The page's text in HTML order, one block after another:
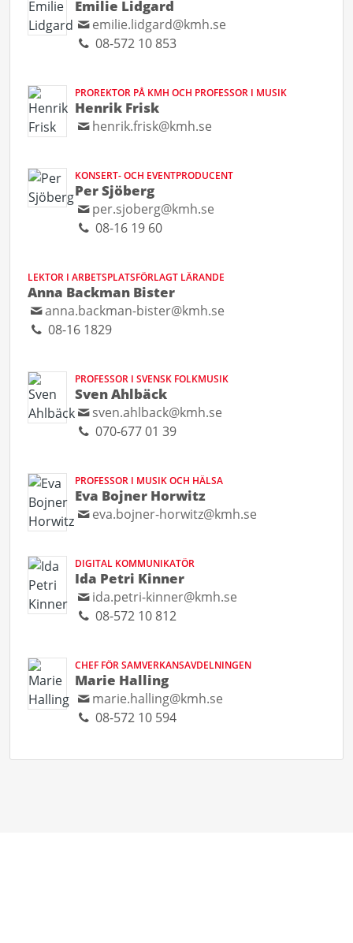
Emilie Lidgard
emilie.lidgard@kmh.se
08-572 10 853
PROREKTOR PÅ KMH OCH PROFESSOR I MUSIK
Henrik Frisk
henrik.frisk@kmh.se
KONSERT- OCH EVENTPRODUCENT
Per Sjöberg
per.sjoberg@kmh.se
08-16 19 60
LEKTOR I ARBETSPLATSFÖRLAGT LÄRANDE
Anna Backman Bister
anna.backman-bister@kmh.se
08-16 1829
PROFESSOR I SVENSK FOLKMUSIK
Sven Ahlbäck
sven.ahlback@kmh.se
070-677 01 39
PROFESSOR I MUSIK OCH HÄLSA
Eva Bojner Horwitz
eva.bojner-horwitz@kmh.se
DIGITAL KOMMUNIKATÖR
Ida Petri Kinner
ida.petri-kinner@kmh.se
08-572 10 812
CHEF FÖR SAMVERKANSAVDELNINGEN
Marie Halling
marie.halling@kmh.se
08-572 10 594